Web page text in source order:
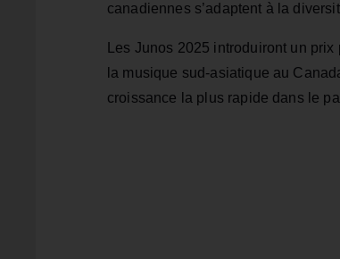
canadiennes s’adaptent à la
Les Junos 2025 introduiront un
la musique sud-asiatique au
croissance la plus rapide dans le